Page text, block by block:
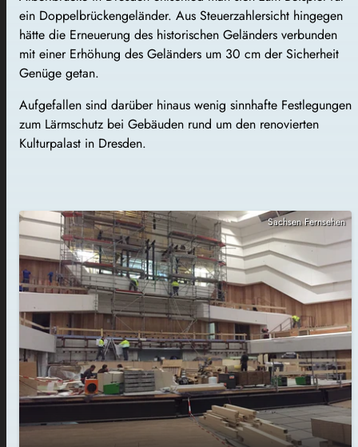
ein Doppelbrückengeländer. Aus Steuerzahlersicht hingegen
hätte die Erneuerung des historischen Geländers verbunden
mit einer Erhöhung des Geländers um 30 cm der Sicherheit
Genüge getan.
Aufgefallen sind darüber hinaus wenig sinnhafte Festlegungen
zum Lärmschutz bei Gebäuden rund um den renovierten
Kulturpalast in Dresden.
Sachsen Fernsehen